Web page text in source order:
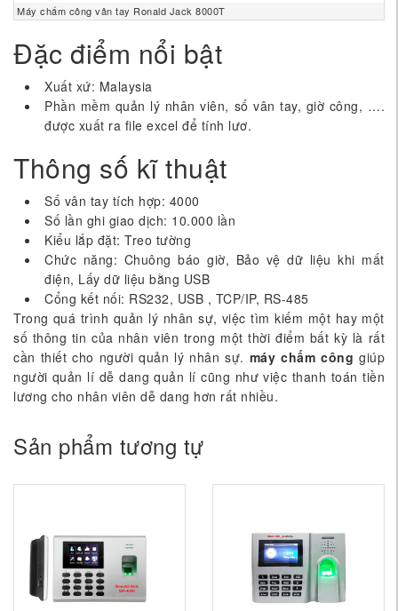
Máy chấm công vân tay Ronald Jack 8000T
Đặc điểm nổi bật
Xuất xứ: Malaysia
Phần mềm quản lý nhân viên, số vân tay, giờ công, ….
được xuất ra file excel để tính lươ.
Thông số kĩ thuật
Số vân tay tích hợp: 4000
Số lần ghi giao dịch: 10.000 lần
Kiểu lắp đặt: Treo tường
Chức năng: Chuông báo giờ, Bảo vệ dữ liệu khi mất
điện, Lấy dữ liệu bằng USB
Cổng kết nối: RS232, USB , TCP/IP, RS-485
Trong quá trình quản lý nhân sự, việc tìm kiếm một hay một
số thông tin của nhân viên trong một thời điểm bất kỳ là rất
cần thiết cho người quản lý nhân sự. máy chấm công giúp
người quản lí dễ dang quản lí cũng như việc thanh toán tiền
lương cho nhân viên dễ dang hơn rất nhiều.
Sản phẩm tương tự